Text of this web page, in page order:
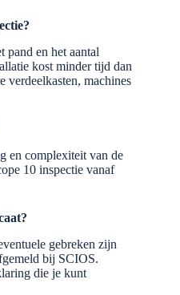
pand en het aantal
kost minder tijd dan
verdeelkasten, machines
en complexiteit van de
10 inspectie vanaf
gebreken zijn
bij SCIOS.
die je kunt